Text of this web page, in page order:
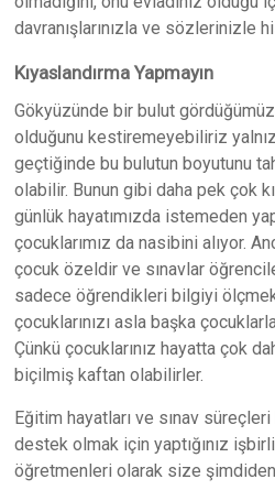
davranışlarınızla ve sözlerinizle
Kıyaslandırma Yapmayın
Gökyüzünde bir bulut
olduğunu kestiremeyebiliriz
geçtiğinde bu bulutun boyutunu
olabilir. Bunun gibi daha pek çok
günlük hayatımızda istemeden
çocuklarımız da nasibini alıyor.
çocuk özeldir ve sınavlar
sadece öğrendikleri bilgiyi
çocuklarınızı asla başka
Çünkü çocuklarınız hayatta çok
biçilmiş kaftan olabilirler.
Eğitim hayatları ve sınav
destek olmak için yaptığınız
öğretmenleri olarak size